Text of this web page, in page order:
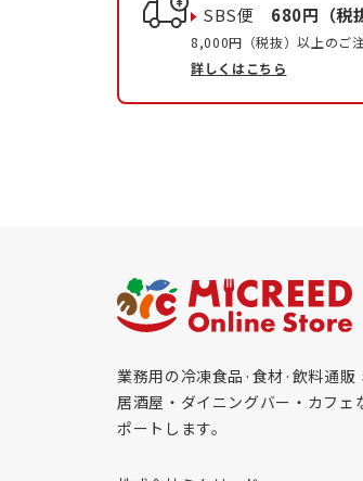
SBS便 680円（税
8,000円（税抜）以上のご
詳しくはこちら
業務用の冷凍食品·食材·飲料通販
居酒屋・ダイニングバー・カフェ
ポートします。